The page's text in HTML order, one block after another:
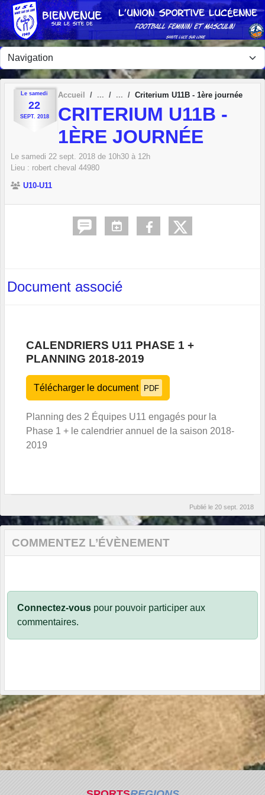
Le samedi
22
SEPT. 2018
Accueil Criterium U11B - 1ère journée
CRITERIUM U11B -
1ÈRE JOURNÉE
Le samedi 22 sept. 2018 de 10h30 à 12h
Lieu : robert cheval 44980
U10-U11
Document associé
CALENDRIERS U11 PHASE 1 +
PLANNING 2018-2019
Télécharger le document PDF
Planning des 2 Équipes U11 engagés pour la
Phase 1 + le calendrier annuel de la saison 2018-
2019
Publié le 20 sept. 2018
COMMENTEZ L’ÉVÈNEMENT
Connectez-vous pour pouvoir participer aux
commentaires.
Panneau de gestion des cookies